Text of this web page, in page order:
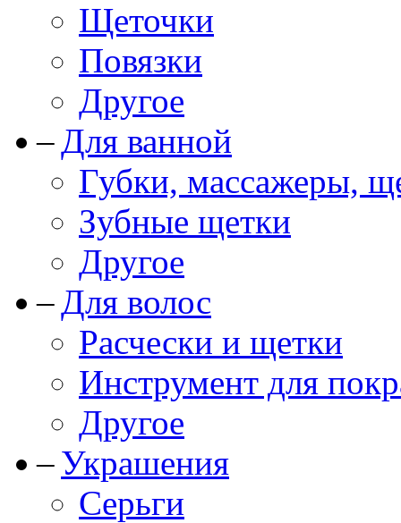
Щеточки
Повязки
Другое
Для ванной
Губки, массажеры,
Зубные щетки
Другое
Для волос
Расчески и щетки
Инструмент для
Другое
Украшения
Серьги